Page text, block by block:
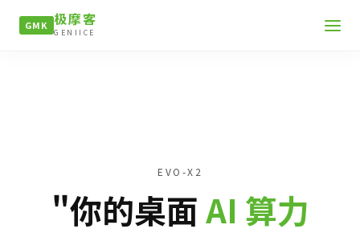
GMK 极摩客
GENIICE
EVO-X2
"你的桌面AI 算力